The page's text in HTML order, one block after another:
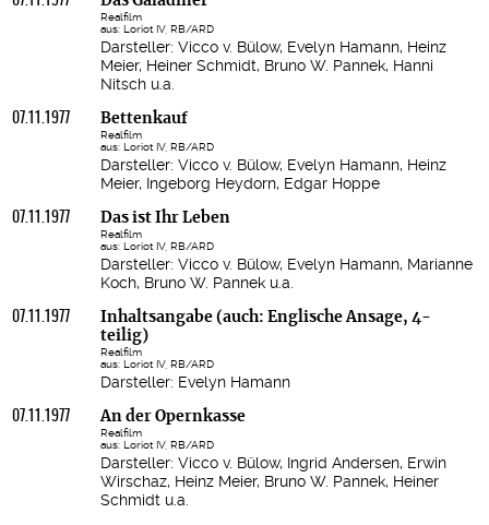
Realfilm
aus: Loriot IV, RB/ARD
Darsteller: Vicco v. Bülow, Evelyn Hamann, Heinz
Meier, Heiner Schmidt, Bruno W. Pannek, Hanni
Nitsch u.a.
07.11.1977 Bettenkauf
Realfilm
aus: Loriot IV, RB/ARD
Darsteller: Vicco v. Bülow, Evelyn Hamann, Heinz
Meier, Ingeborg Heydorn, Edgar Hoppe
07.11.1977 Das ist Ihr Leben
Realfilm
aus: Loriot IV, RB/ARD
Darsteller: Vicco v. Bülow, Evelyn Hamann, Marianne
Koch, Bruno W. Pannek u.a.
07.11.1977
Inhaltsangabe (auch: Englische Ansage, 4-
teilig)
Realfilm
aus: Loriot IV, RB/ARD
Darsteller: Evelyn Hamann
07.11.1977 An der Opernkasse
Realfilm
aus: Loriot IV, RB/ARD
Darsteller: Vicco v. Bülow, Ingrid Andersen, Erwin
Wirschaz, Heinz Meier, Bruno W. Pannek, Heiner
Schmidt u.a.